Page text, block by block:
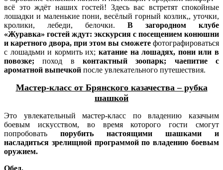
всё это ждёт наших гостей! Здесь вас встретят спокойные
лошадки и маленькие пони, весёлый горный козлик,, уточки,
кролики, лебеди, белочки. В загородном клубе
«Журавка» гостей ждут: экскурсия с посещением конюшни
и каретного двора, при этом вы сможете фотографироваться
с лошадьми и кормить их; катание на лошадях, пони или в
повозке;поход в контактный зоопарк; чаепитие с
ароматной выпечкой после увлекательного путешествия.
Мастер-класс от Брянского казачества – рубка
шашкой
Это увлекательный мастер-класс по владению казачьим
боевым искусством, во время которого гости смогут
попробовать порубить настоящими шашками и
насладиться зрелищной программой по владению боевым
оружием.
Обед.